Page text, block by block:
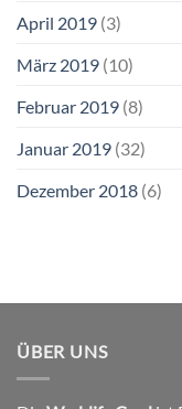
April 2019 (3)
März 2019 (10)
Februar 2019 (8)
Januar 2019 (32)
Dezember 2018 (6)
ÜBER UNS